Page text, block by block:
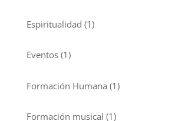
Espiritualidad (1)
Eventos(1)
Formación Humana (1)
Formación musical (1)